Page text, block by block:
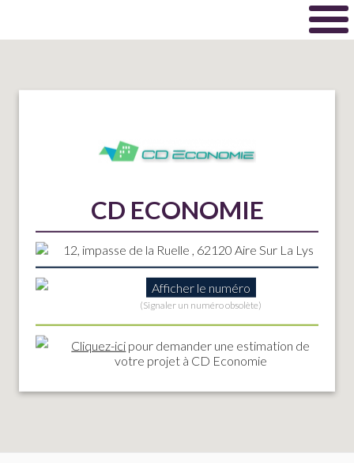
CD ECONOMIE
12, impasse de la Ruelle , 62120 Aire Sur La Lys
Afficher le numéro
(Signaler un numéro obsolète)
Cliquez-ici pour demander une estimation de
votre projet à CD Economie